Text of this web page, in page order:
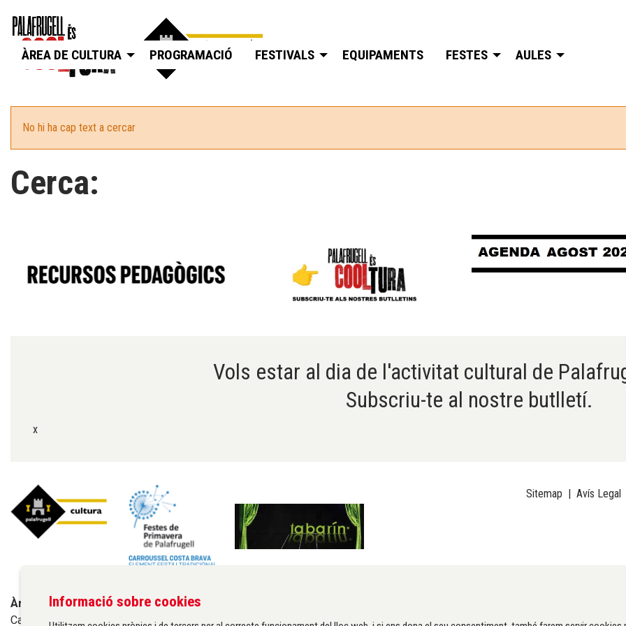
ÀREA DE CULTURA PROGRAMACIÓ FESTIVALS EQUIPAMENTS FESTES AULES
No hi ha cap text a cercar
Cerca:
Vols estar al dia de l'activitat cultural de
Subscriu-te al nostre butlletí.
x
Àrea de cultura de l'Ajuntament de Palafrugell
Carrer Santa Margarida, 1
Sitemap | Avís Legal
Informació sobre cookies